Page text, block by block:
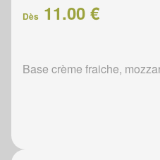
Dès 11.00 €
Base crème fraiche,